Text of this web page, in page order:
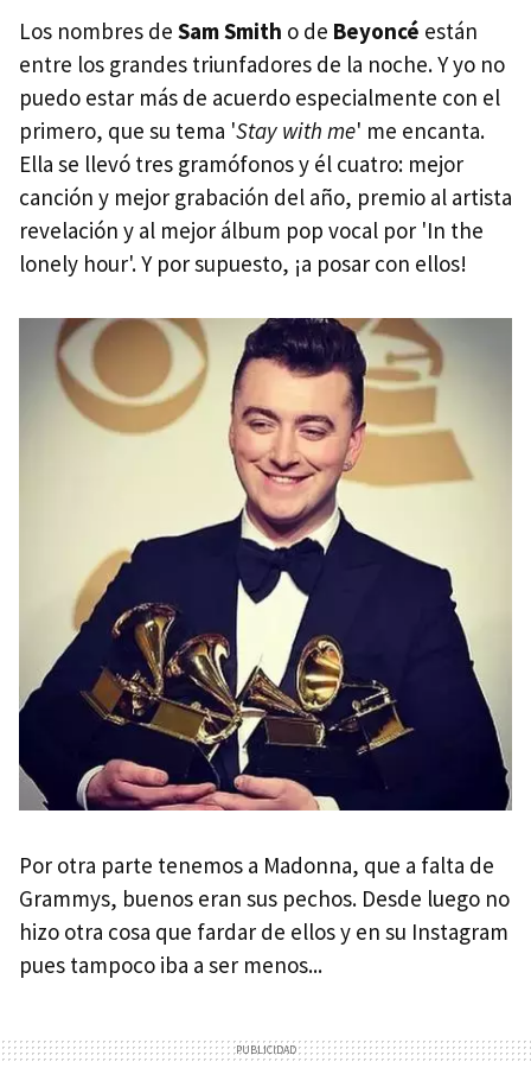
Los nombres de Sam Smith o de Beyoncé están
entre los grandes triunfadores de la noche. Y yo no
puedo estar más de acuerdo especialmente con el
primero, que su tema 'Stay with me' me encanta.
Ella se llevó tres gramófonos y él cuatro: mejor
canción y mejor grabación del año, premio al artista
revelación y al mejor álbum pop vocal por 'In the
lonely hour'. Y por supuesto, ¡a posar con ellos!
Por otra parte tenemos a Madonna, que a falta de
Grammys, buenos eran sus pechos. Desde luego no
hizo otra cosa que fardar de ellos y en su Instagram
pues tampoco iba a ser menos...